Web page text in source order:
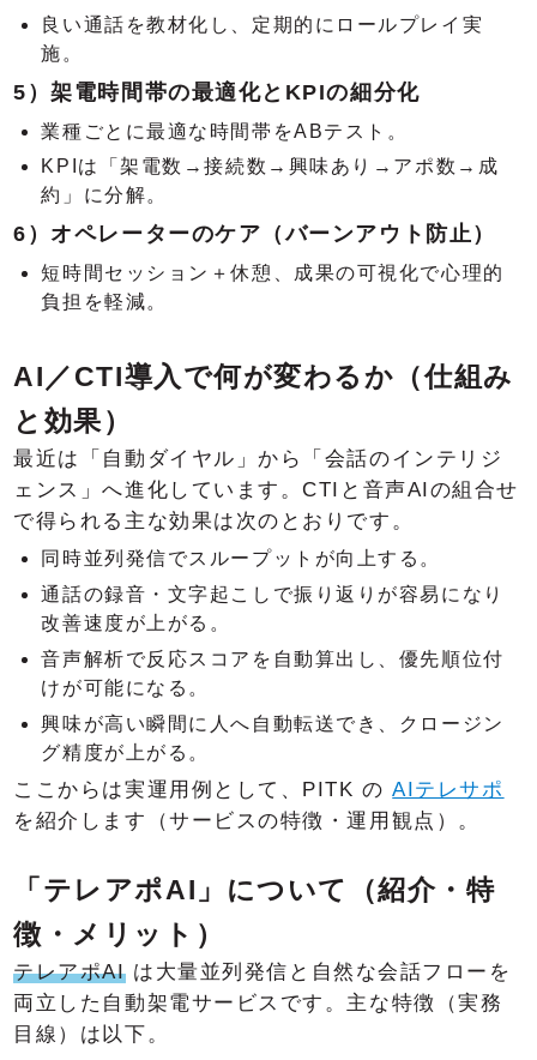
良い通話を教材化し、定期的にロールプレイ実
施。
5）架電時間帯の最適化とKPIの細分化
業種ごとに最適な時間帯をABテスト。
KPIは「架電数→接続数→興味あり→アポ数→成
約」に分解。
6）オペレーターのケア（バーンアウト防止）
短時間セッション＋休憩、成果の可視化で心理的
負担を軽減。
AI／CTI導入で何が変わるか（仕組み
と効果）
最近は「自動ダイヤル」から「会話のインテリジ
ェンス」へ進化しています。CTIと音声AIの組合せ
で得られる主な効果は次のとおりです。
同時並列発信でスループットが向上する。
通話の録音・文字起こしで振り返りが容易になり
改善速度が上がる。
音声解析で反応スコアを自動算出し、優先順位付
けが可能になる。
興味が高い瞬間に人へ自動転送でき、クロージン
グ精度が上がる。
ここからは実運用例として、PITK のAIテレサポ
を紹介します（サービスの特徴・運用観点）。
「テレアポAI」について（紹介・特
徴・メリット）
テレアポAIは大量並列発信と自然な会話フローを
両立した自動架電サービスです。主な特徴（実務
目線）は以下。